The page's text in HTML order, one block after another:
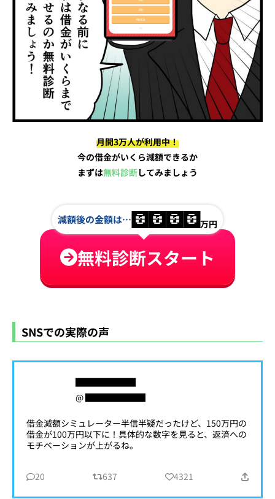
月間3万人が利用中！
今の借金がいくら減額できるか
まずは無料診断してみましょう
減額後の金額は… 0 0 0 0 万円
無料診断スタート
SNSでの実際の声
███████
@ ███████
借金減額シミュレーター半信半疑だったけど、150万円の
借金が100万円以下に！具体的な数字を見ると、返済への
モチベーションが上がるね。
20 637 4321